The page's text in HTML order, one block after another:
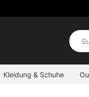
Kleidung & Schuhe